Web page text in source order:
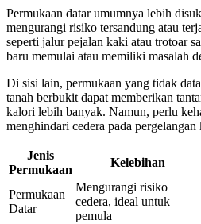
Permukaan datar umumnya lebih
mengurangi risiko tersandung atau
seperti jalur pejalan kaki atau trotoar
baru memulai atau memiliki masalah
Di sisi lain, permukaan yang tidak
tanah berbukit dapat memberikan
kalori lebih banyak. Namun, perlu
menghindari cedera pada
Jenis
Permukaan
Kelebihan
Permukaan
Datar
Mengurangi risiko
cedera, ideal untuk
pemula